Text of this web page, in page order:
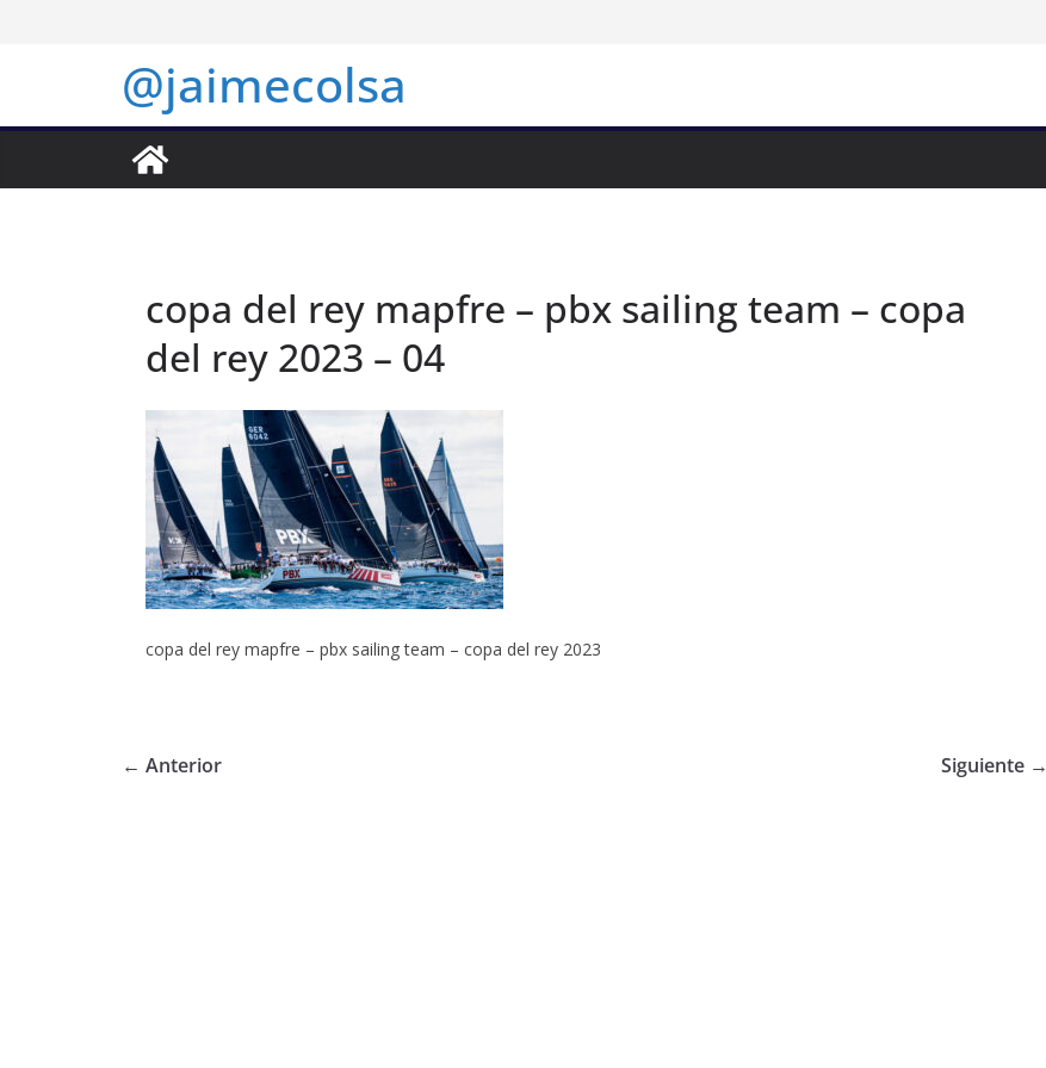
@jaimecolsa
copa del rey mapfre – pbx sailing team – copa
del rey 2023 – 04
copa del rey mapfre – pbx sailing team – copa del rey 2023
← Anterior Siguiente →